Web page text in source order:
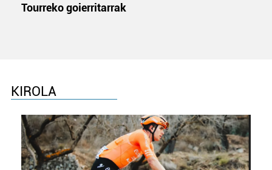
Tourreko goierritarrak
KIROLA